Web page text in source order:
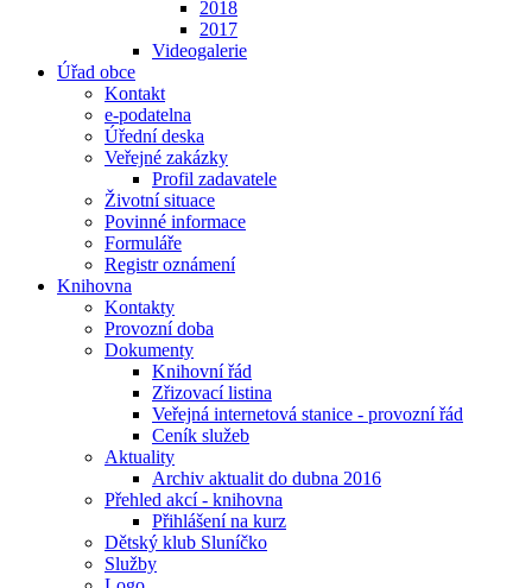
2018
2017
Videogalerie
Úřad obce
Kontakt
e-podatelna
Úřední deska
Veřejné zakázky
Profil zadavatele
Životní situace
Povinné informace
Formuláře
Registr oznámení
Knihovna
Kontakty
Provozní doba
Dokumenty
Knihovní řád
Zřizovací listina
Veřejná internetová stanice - provozní řád
Ceník služeb
Aktuality
Archiv aktualit do dubna 2016
Přehled akcí - knihovna
Přihlášení na kurz
Dětský klub Sluníčko
Služby